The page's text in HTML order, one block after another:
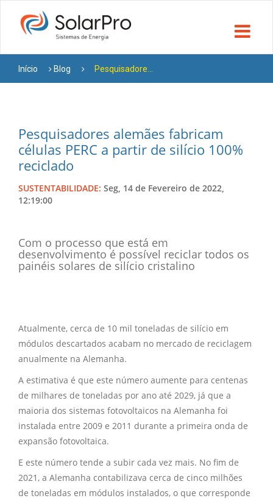
Início Blog Pesquisadore...
Pesquisadores alemães fabricam
células PERC a partir de silício 100%
reciclado
SUSTENTABILIDADE: Seg, 14 de Fevereiro de 2022,
12:19:00
Com o processo que está em
desenvolvimento é possível reciclar todos os
painéis solares de silício cristalino
Atualmente, cerca de 10 mil toneladas de silício em
módulos descartados acabam no mercado de reciclagem
anualmente na Alemanha.
A estimativa é que este número aumente para centenas
de milhares de toneladas por ano até 2029, já que a
maioria dos sistemas fotovoltaicos na Alemanha foi
instalada entre 2009 e 2011 durante a primeira onda de
expansão fotovoltaica.
E este número tende a subir cada vez mais. No fim de
2021, a Alemanha contabilizava cerca de cinco milhões
de toneladas em módulos instalados, o que corresponde